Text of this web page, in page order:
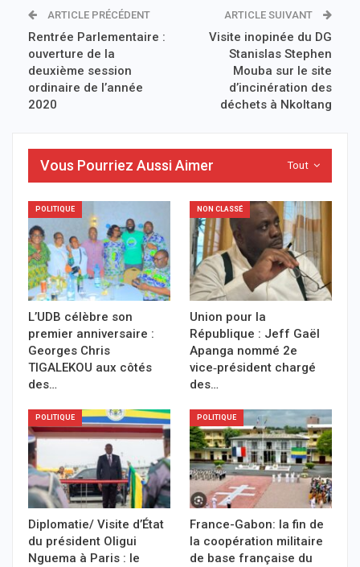
ARTICLE PRÉCÉDENT
Rentrée Parlementaire :
ouverture de la
deuxième session
ordinaire de l’année
2020
ARTICLE SUIVANT
Visite inopinée du DG
Stanislas Stephen
Mouba sur le site
d’incinération des
déchets à Nkoltang
Tout
Vous Pourriez Aussi Aimer
POLITIQUE
L’UDB célèbre son
premier anniversaire :
Georges Chris
TIGALEKOU aux côtés
des…
NON CLASSÉ
Union pour la
République : Jeff Gaël
Apanga nommé 2e
vice‑président chargé
des…
POLITIQUE
Diplomatie/ Visite d’État
du président Oligui
Nguema à Paris : le
POLITIQUE
France-Gabon: la fin de
la coopération militaire
de base française du